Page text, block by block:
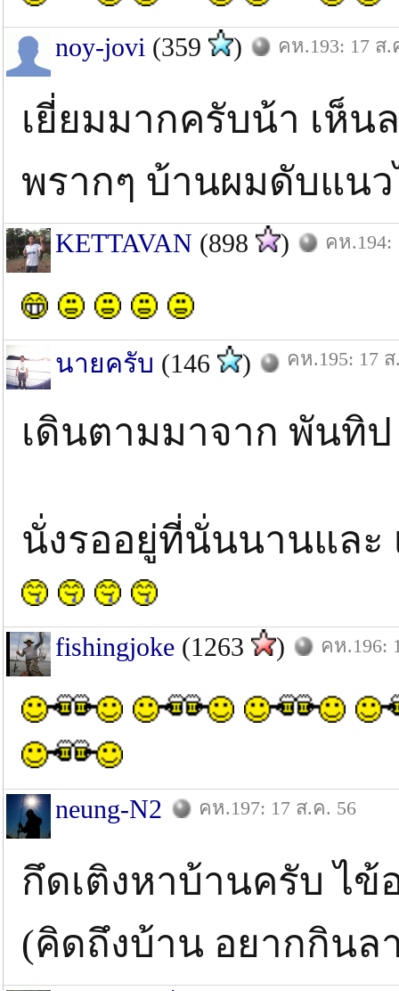
noy-jovi (359 ) คห.193: 17 ส.
เยี่ยมมากครับน้า เห็
พรากๆ บ้านผมดับแน
KETTAVAN (898 ) คห.194:
นายครับ (146 ) คห.195: 17
เดินตามมาจาก พันทิ
นั่งรออยู่ที่นั่นนานและ
fishingjoke (1263 ) คห.196:
neung-N2 คห.197: 17 ส.ค. 56
กึดเติงหาบ้านครับ ไ
(คิดถึงบ้าน อยากกิน